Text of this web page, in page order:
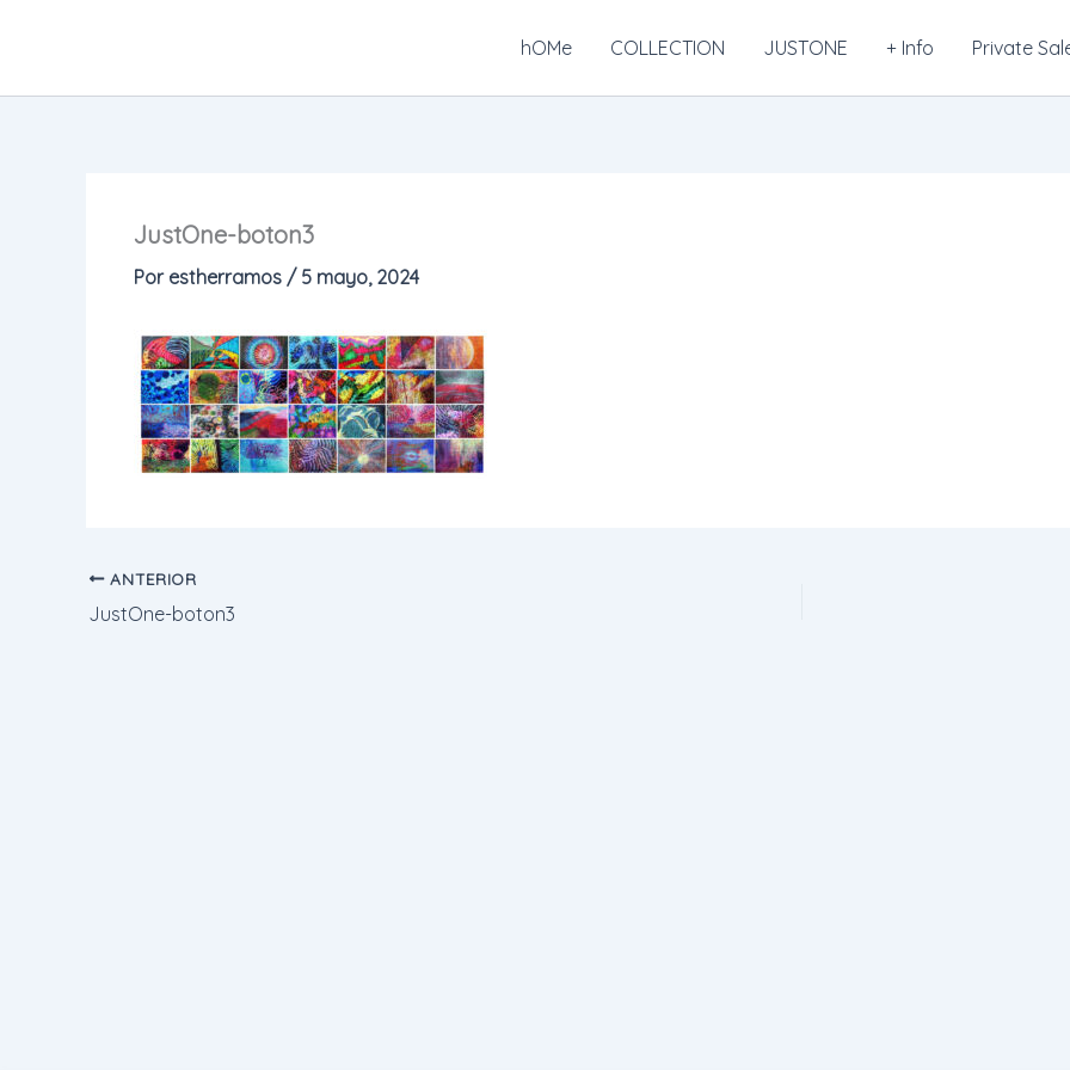
hOMe COLLECTION JUSTONE + Info Private
JustOne-boton3
Por estherramos / 5 mayo, 2024
ANTERIOR
JustOne-boton3